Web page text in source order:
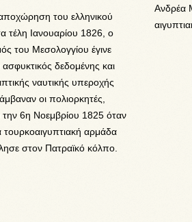
του ελληνικού
τέλη Ιανουαρίου 1826, ο
του Μεσολογγίου έγινε
δεδομένης και
ναυτικής υπεροχής
οι πολιορκητές,
την 6η Νοεμβρίου 1825 όταν
τουρκοαιγυπτιακή αρμάδα
στον Πατραϊκό κόλπο.
Ανδρέα